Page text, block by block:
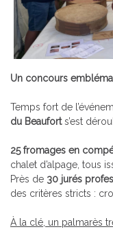
Un concours
Temps fort de
du Beauforts’est
25 fromages en
chalet d’alpage, tous
Près de 30 jurés
des critères stricts :
À la clé, un palmarès